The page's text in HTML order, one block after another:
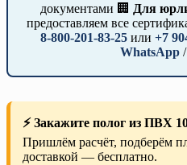
документами 🏢 Для
предоставляем все
8-800-201-83-25или +7
WhatsApp /
⚡ Закажите полог из ПВХ
Пришлём расчёт, подберём
доставкой — бесплатно.